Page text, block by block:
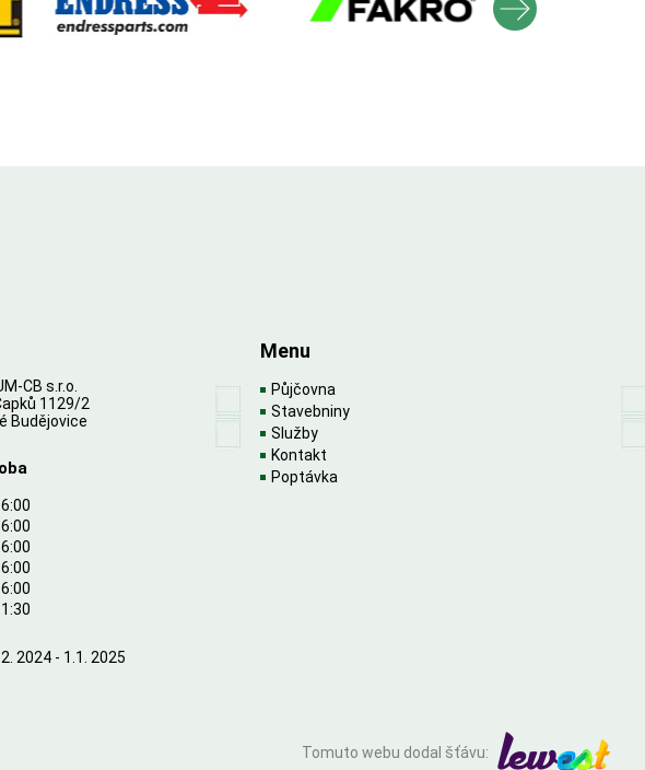
CB s.r.o.
1129/2
Budějovice
2024 - 1.1. 2025
Menu
Půjčovna
Stavebniny
Služby
Kontakt
Poptávka
Tomuto webu dodal šťávu: